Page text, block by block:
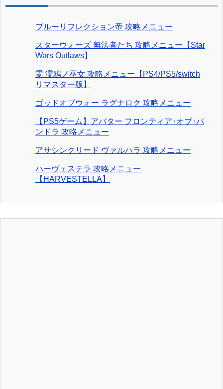
ブルーリフレクション帝 攻略メニュー
スターウォーズ 無法者たち 攻略メニュー【Star
Wars Outlaws】
零 濡鴉ノ巫女 攻略メニュー【PS4/PS5/switch
リマスター版】
ゴッドオブウォー ラグナロク 攻略メニュー
【PS5ゲーム】アバター フロンティア･オブ･パ
ンドラ 攻略メニュー
アサシンクリード ヴァルハラ 攻略メニュー
ハーヴェステラ 攻略メニュー
【HARVESTELLA】